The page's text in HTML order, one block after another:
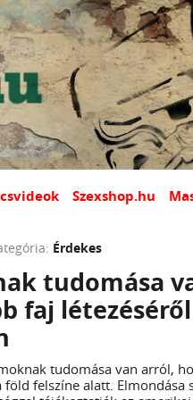
Szexshop.hu
Érdekes
tudomása
faj létezéséről
tudomása van arról,
felszíne alatt. Elmondása